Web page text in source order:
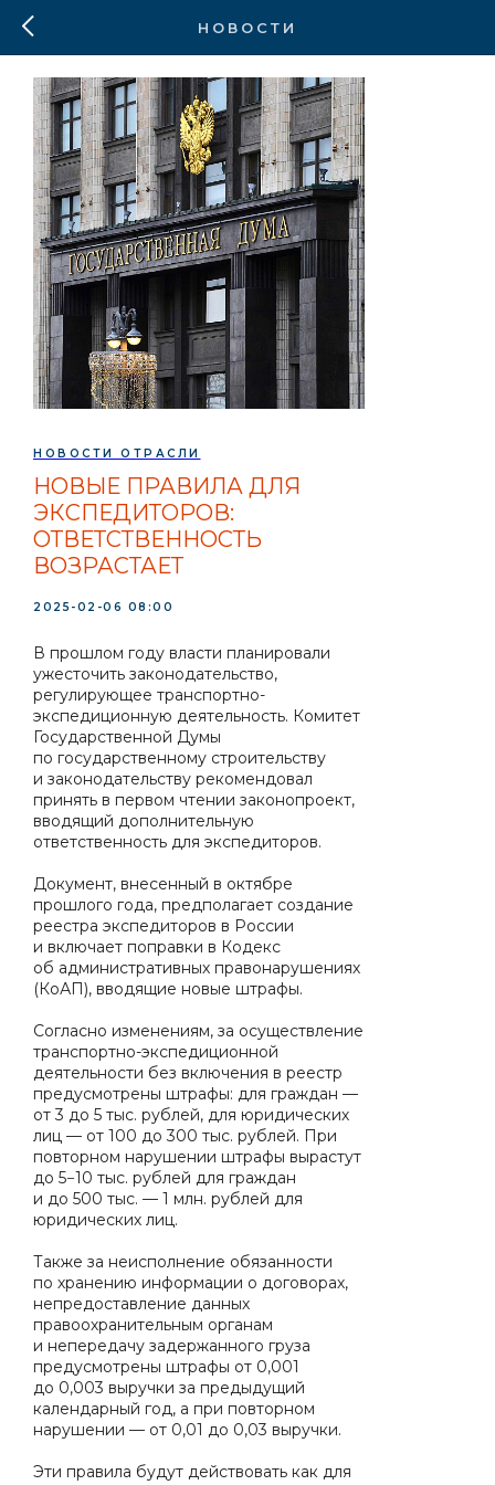
НОВОСТИ
НОВОСТИ ОТРАСЛИ
НОВЫЕ ПРАВИЛА ДЛЯ
ЭКСПЕДИТОРОВ:
ОТВЕТСТВЕННОСТЬ
ВОЗРАСТАЕТ
2025-02-06 08:00
В прошлом году власти планировали
ужесточить законодательство,
регулирующее транспортно-
экспедиционную деятельность. Комитет
Государственной Думы
по государственному строительству
и законодательству рекомендовал
принять в первом чтении законопроект,
вводящий дополнительную
ответственность для экспедиторов.
Документ, внесенный в октябре
прошлого года, предполагает создание
реестра экспедиторов в России
и включает поправки в Кодекс
об административных правонарушениях
(КоАП), вводящие новые штрафы.
Согласно изменениям, за осуществление
транспортно-экспедиционной
деятельности без включения в реестр
предусмотрены штрафы: для граждан —
от 3 до 5 тыс. рублей, для юридических
лиц — от 100 до 300 тыс. рублей. При
повторном нарушении штрафы вырастут
до 5−10 тыс. рублей для граждан
и до 500 тыс. — 1 млн. рублей для
юридических лиц.
Также за неисполнение обязанности
по хранению информации о договорах,
непредоставление данных
правоохранительным органам
и непередачу задержанного груза
предусмотрены штрафы от 0,001
до 0,003 выручки за предыдущий
календарный год, а при повторном
нарушении — от 0,01 до 0,03 выручки.
Эти правила будут действовать как для